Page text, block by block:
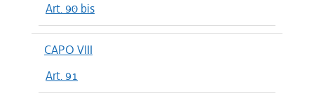
Art. 90 bis
CAPO VIII
Art. 91